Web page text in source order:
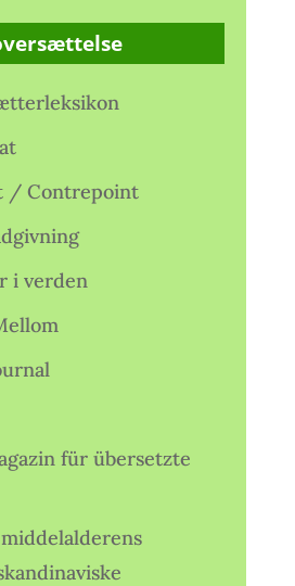
/ Contrepoint
i verden
für übersetzte